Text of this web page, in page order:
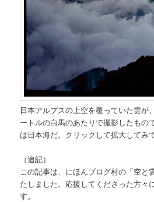
日本アルプスの上空を覆っていた雲が
ートルの白馬のあたりで撮影したもの
は日本海だ。クリックして拡大してみ
（追記）
この記事は、にほんブログ村の「空と
たしました。応援してくださった方々
す。